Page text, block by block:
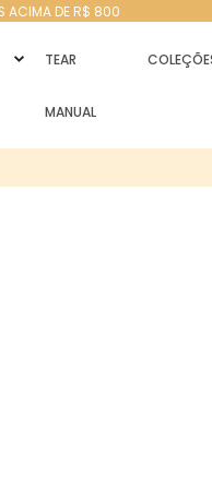
ACIMA DE R$ 800
TEAR
MANUAL